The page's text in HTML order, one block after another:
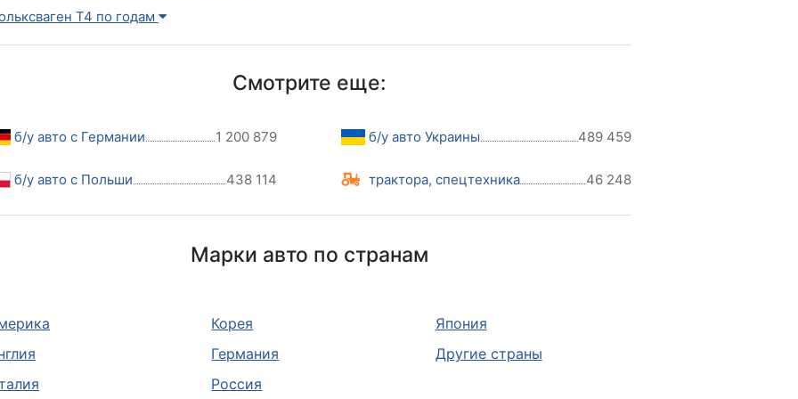
Т4 по годам
Смотрите еще:
б/у авто с Германии 1 200 879
б/у авто с Польши 438 114
б/у авто Украины 489 459
трактора, спецтехника 46 248
Марки авто по странам
Корея
Германия
Россия
Япония
Другие страны